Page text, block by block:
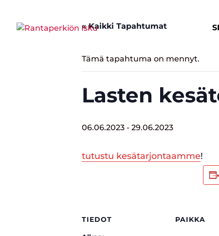
« Kaikki Tapahtumat
Tämä tapahtuma on mennyt.
Lasten
06.06.2023 - 29.06.2023
tutustu kesätarjontaamme!
TIEDOT
PAIKKA